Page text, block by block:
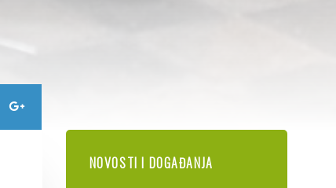
NOVOSTI I DOGAĐANJA